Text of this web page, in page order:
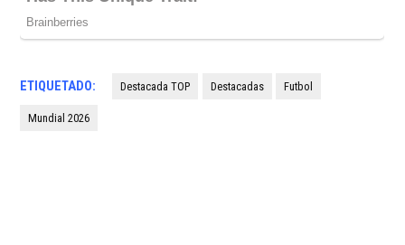
ETIQUETADO: Destacada TOP Destacadas Futbol
Mundial 2026